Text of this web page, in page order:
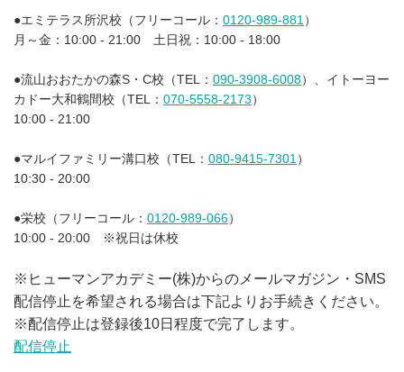
●エミテラス所沢校（フリーコール： 0120-989-881 ）
月～金：10:00 - 21:00 土日祝：10:00 - 18:00
●流山おおたかの森S・C校（TEL： 090-3908-6008）、イトーヨー
カドー大和鶴間校（TEL： 070-5558-2173）
10:00 - 21:00
●マルイファミリー溝口校（TEL： 080-9415-7301 ）
10:30 - 20:00
●栄校（フリーコール： 0120-989-066）
10:00 - 20:00 ※祝日は休校
※ヒューマンアカデミー(株)からのメールマガジン・SMS
配信停止を希望される場合は下記よりお手続きください。
※配信停止は登録後10日程度で完了します。
配信停止